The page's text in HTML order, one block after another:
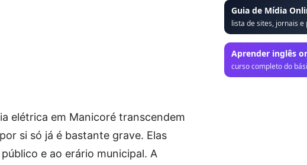
elétrica em Manicoré transcendem
si só já é bastante grave. Elas
e ao erário municipal. A
Guia de Mídia
lista de sites, jornais e
Aprender inglês
curso completo do